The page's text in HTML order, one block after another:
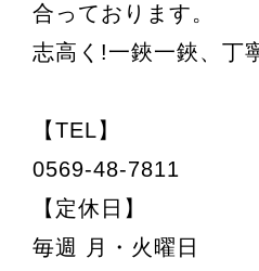
合っております。
志高く!一鋏一鋏、丁
【TEL】
0569-48-7811
【定休日】
毎週 月・火曜日